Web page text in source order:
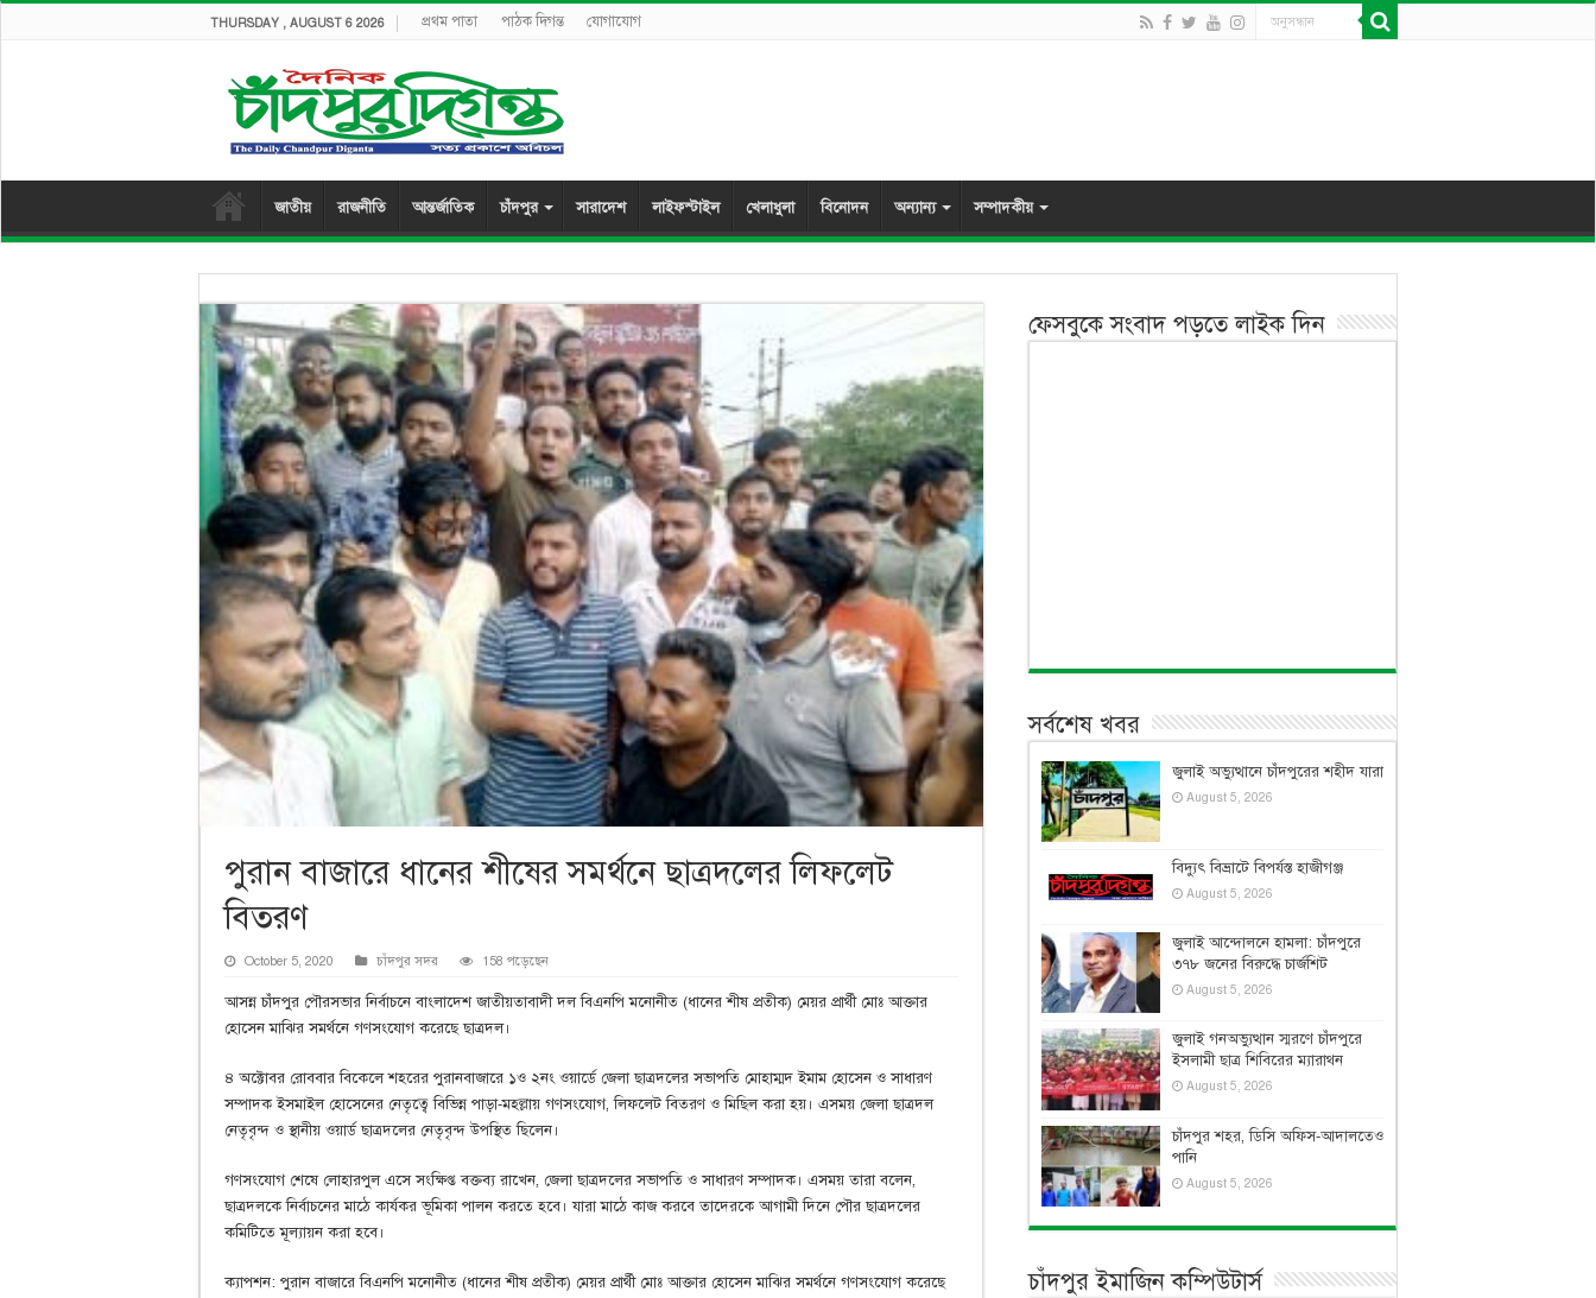
THURSDAY , AUGUST 6 2026 প্রথম পাতা পাঠক দিগন্ত যোগাযোগ
জাতীয় রাজনীতি আন্তর্জাতিক চাঁদপুর সারাদেশ লাইফস্টাইল খেলাধুলা বিনোদন অন্যান্য সম্পাদকীয়
পুরান বাজারে ধানের শীষের সমর্থনে ছাত্রদলের লিফলেট
বিতরণ
October 5, 2020 চাঁদপুর সদর 158 পড়েছেন
আসন্ন চাঁদপুর পৌরসভার নির্বাচনে বাংলাদেশ জাতীয়তাবাদী দল বিএনপি মনোনীত (ধানের শীষ প্রতীক) মেয়র প্রার্থী মোঃ আক্তার
হোসেন মাঝির সমর্থনে গণসংযোগ করেছে ছাত্রদল।
৪ অক্টোবর রোববার বিকেলে শহরের পুরানবাজারে ১ও ২নং ওয়ার্ডে জেলা ছাত্রদলের সভাপতি মোহাম্মদ ইমাম হোসেন ও সাধারণ
সম্পাদক ইসমাইল হোসেনের নেতৃত্বে বিভিন্ন পাড়া-মহল্লায় গণসংযোগ, লিফলেট বিতরণ ও মিছিল করা হয়। এসময় জেলা ছাত্রদল
নেতৃবৃন্দ ও স্থানীয় ওয়ার্ড ছাত্রদলের নেতৃবৃন্দ উপস্থিত ছিলেন।
গণসংযোগ শেষে লোহারপুল এসে সংক্ষিপ্ত বক্তব্য রাখেন, জেলা ছাত্রদলের সভাপতি ও সাধারণ সম্পাদক। এসময় তারা বলেন,
ছাত্রদলকে নির্বাচনের মাঠে কার্যকর ভূমিকা পালন করতে হবে। যারা মাঠে কাজ করবে তাদেরকে আগামী দিনে পৌর ছাত্রদলের
কমিটিতে মূল্যায়ন করা হবে।
ক্যাপশন: পুরান বাজারে বিএনপি মনোনীত (ধানের শীষ প্রতীক) মেয়র প্রার্থী মোঃ আক্তার হোসেন মাঝির সমর্থনে গণসংযোগ করেছে
ফেসবুকে সংবাদ পড়তে লাইক দিন
সর্বশেষ খবর
জুলাই অভ্যুত্থানে চাঁদপুরের শহীদ যারা
August 5, 2026
বিদ্যুৎ বিভ্রাটে বিপর্যস্ত হাজীগঞ্জ
August 5, 2026
জুলাই আন্দোলনে হামলা: চাঁদপুরে
৩৭৮ জনের বিরুদ্ধে চার্জশিট
August 5, 2026
জুলাই গনঅভ্যুত্থান স্মরণে চাঁদপুরে
ইসলামী ছাত্র শিবিরের ম্যারাথন
August 5, 2026
চাঁদপুর শহর, ডিসি অফিস-আদালতেও
পানি
August 5, 2026
চাঁদপুর ইমাজিন কম্পিউটার্স